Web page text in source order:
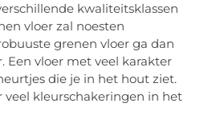
kwaliteitsklassen
vloer zal noesten
grenen vloer ga dan
Een vloer met veel karakter
die je in het hout ziet.
veel kleurschakeringen in het